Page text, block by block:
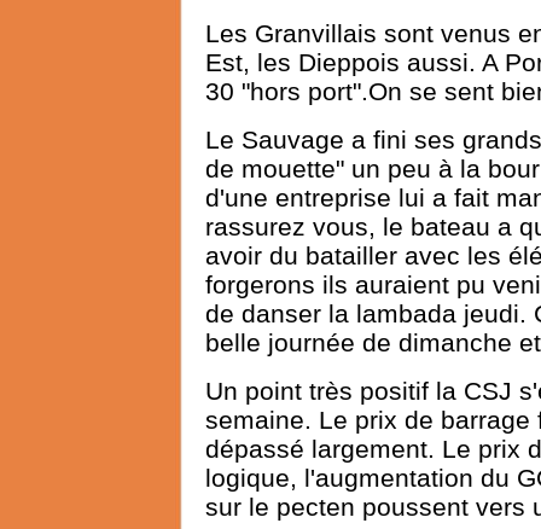
Les Granvillais sont venus
Est, les Dieppois aussi. A
30 "hors port".On se sent
Le Sauvage a fini ses
de mouette" un peu à la
d'une entreprise lui a fait
rassurez vous, le bateau a
avoir du batailler avec les
forgerons ils auraient pu
de danser la lambada jeudi.
belle journée de dimanche
Un point très positif la CSJ
semaine. Le prix de
dépassé largement. Le prix
logique, l'augmentation du
sur le pecten poussent vers